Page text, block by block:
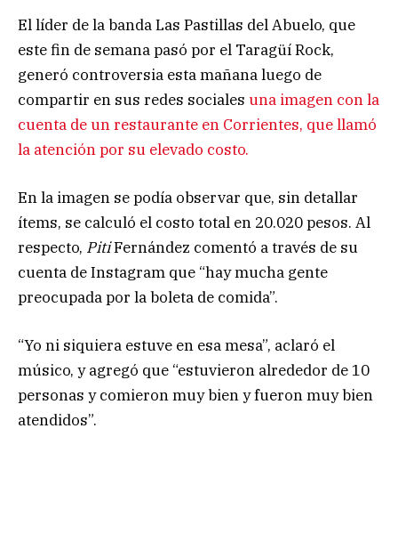
El líder de la banda Las Pastillas del Abuelo, que
este fin de semana pasó por el Taragüí Rock,
generó controversia esta mañana luego de
compartir en sus redes sociales una imagen con la
cuenta de un restaurante en Corrientes, que llamó
la atención por su elevado costo.
En la imagen se podía observar que, sin detallar
ítems, se calculó el costo total en 20.020 pesos. Al
respecto, PitiFernández comentó a través de su
cuenta de Instagram que “hay mucha gente
preocupada por la boleta de comida”.
“Yo ni siquiera estuve en esa mesa”, aclaró el
músico, y agregó que “estuvieron alrededor de 10
personas y comieron muy bien y fueron muy bien
atendidos”.